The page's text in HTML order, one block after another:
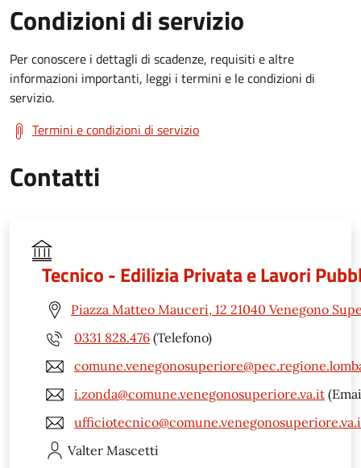
Condizioni di servizio
Per conoscere i dettagli di scadenze, requisiti e altre
informazioni importanti, leggi i termini e le condizioni di
servizio.
Termini e condizioni di servizio
Contatti
Tecnico - Edilizia Privata e Lavori
Piazza Matteo Mauceri, 12 21040 Venegono
0331 828.476 (Telefono)
i.zonda@comune.venegonosuperiore.va.it
Valter Mascetti